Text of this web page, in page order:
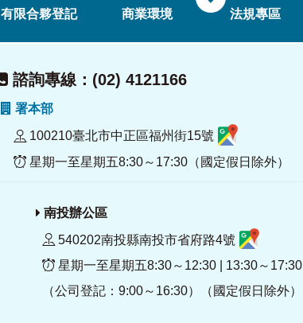
有限合夥登記 商業環境 法規專區
諮詢專線：(02) 4121166
署本部
100210臺北市中正區福州街15號
星期一至星期五8:30～17:30（國定假日除外）
南投辦公區
540202南投縣南投市省府路4號
星期一至星期五8:30～12:30 | 13:30～17:30
（公司登記：9:00～16:30）（國定假日除外）